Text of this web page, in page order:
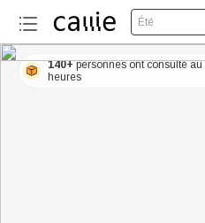
Été
140+personnes ont consulté
heures